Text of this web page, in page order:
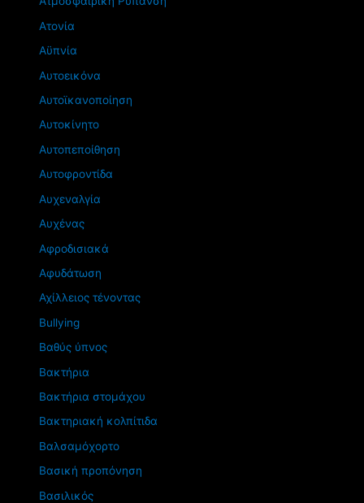
Ατονία
Αϋπνία
Αυτοεικόνα
Αυτοϊκανοποίηση
Αυτοκίνητο
Αυτοπεποίθηση
Αυτοφροντίδα
Αυχεναλγία
Αυχένας
Αφροδισιακά
Αφυδάτωση
Αχίλλειος τένοντας
Βullying
Βαθύς ύπνος
Βακτήρια
Βακτήρια στομάχου
Βακτηριακή κολπίτιδα
Βαλσαμόχορτο
Βασική προπόνηση
Βασιλικός